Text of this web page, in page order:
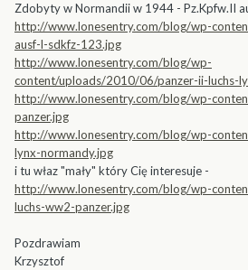
Zdobyty w Normandii w 1944 - Pz.Kpfw.II
http://www.lonesentry.com/blog/wp-
ausf-l-sdkfz-123.jpg
http://www.lonesentry.com/blog/wp-
content/uploads/2010/06/panzer-ii-luchs-
http://www.lonesentry.com/blog/wp-
panzer.jpg
http://www.lonesentry.com/blog/wp-
lynx-normandy.jpg
i tu właz "mały" który Cię interesuje -
http://www.lonesentry.com/blog/wp-
luchs-ww2-panzer.jpg
Pozdrawiam
Krzysztof